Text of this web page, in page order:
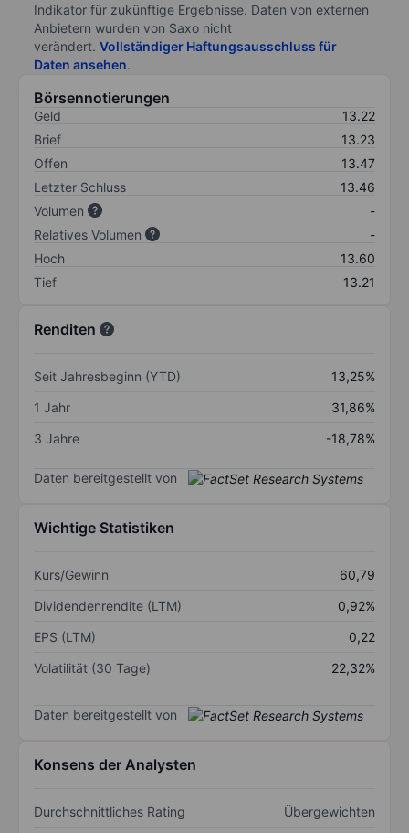
Indikator für zukünftige Ergebnisse. Daten von externen
Anbietern wurden von Saxo nicht
verändert. Vollständiger Haftungsausschluss für
Daten ansehen.
Börsennotierungen
Geld
13.22
Brief
13.23
Offen
13.47
Letzter Schluss
13.46
Volumen
-
Relatives Volumen
-
Hoch
13.60
Tief
13.21
Renditen
Seit Jahresbeginn (YTD)
13,25%
1 Jahr
31,86%
3 Jahre
-18,78%
Daten bereitgestellt von
Wichtige Statistiken
Kurs/Gewinn
60,79
Dividendenrendite (LTM)
0,92%
EPS (LTM)
0,22
Volatilität (30 Tage)
22,32%
Daten bereitgestellt von
Konsens der Analysten
Durchschnittliches Rating Übergewichten